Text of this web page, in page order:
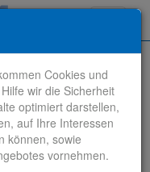
Cookies und
wir die Sicherheit
optimiert darstellen,
auf Ihre Interessen
können, sowie
vornehmen.